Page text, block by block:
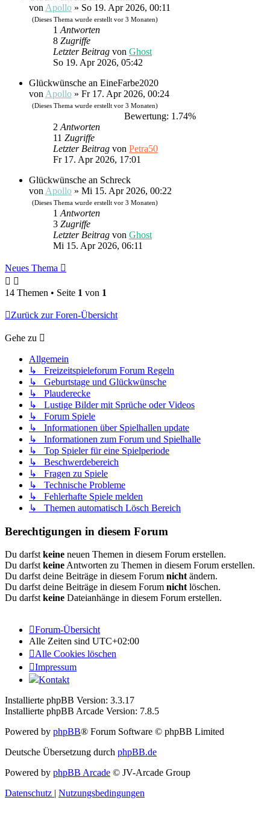
von Apollo » So 19. Apr 2026, 00:11
(Dieses Thema wurde erstellt vor 3 Monaten)
1 Antworten
8 Zugriffe
Letzter Beitrag von Ghost
So 19. Apr 2026, 05:42
Glückwünsche an EineFarbe2020
von Apollo » Fr 17. Apr 2026, 00:24
(Dieses Thema wurde erstellt vor 3 Monaten)
Bewertung: 1.74%
2 Antworten
11 Zugriffe
Letzter Beitrag von Petra50
Fr 17. Apr 2026, 17:01
Glückwünsche an Schreck
von Apollo » Mi 15. Apr 2026, 00:22
(Dieses Thema wurde erstellt vor 3 Monaten)
1 Antworten
3 Zugriffe
Letzter Beitrag von Ghost
Mi 15. Apr 2026, 06:11
Neues Thema
14 Themen • Seite 1 von 1
Zurück zur Foren-Übersicht
Gehe zu
Allgemein
↳ Freizeitspieleforum Forum Regeln
↳ Geburtstage und Glückwünsche
↳ Plauderecke
↳ Lustige Bilder mit Sprüche oder Videos
↳ Forum Spiele
↳ Informationen über Spielhallen update
↳ Informationen zum Forum und Spielhalle
↳ Top Spieler für eine Spielperiode
↳ Beschwerdebereich
↳ Fragen zu Spiele
↳ Technische Probleme
↳ Fehlerhafte Spiele melden
↳ Themen automatisch Lösch Bereich
Berechtigungen in diesem Forum
Du darfstkeine neuen Themen in diesem Forum erstellen.
Du darfstkeineAntworten zu Themen in diesem Forum erstellen.
Du darfst deine Beiträge in diesem Forum nichtändern.
Du darfst deine Beiträge in diesem Forum nichtlöschen.
Du darfstkeine Dateianhänge in diesem Forum erstellen.
Forum-Übersicht
Alle Zeiten sind UTC+02:00
Alle Cookies löschen
Impressum
Kontakt
Installierte phpBB Version: 3.3.17
Installierte phpBB Arcade Version: 7.8.5
Powered by phpBB® Forum Software © phpBB Limited
Deutsche Übersetzung durch phpBB.de
Powered by phpBB Arcade © JV-Arcade Group
Datenschutz | Nutzungsbedingungen